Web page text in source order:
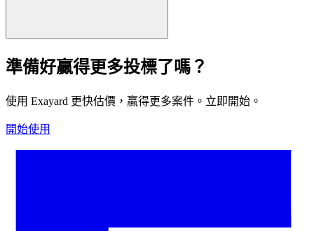
準備好贏得更多投標了嗎？
使用 Exayard 更快估價，贏得更多案件。立即開始。
開始使用